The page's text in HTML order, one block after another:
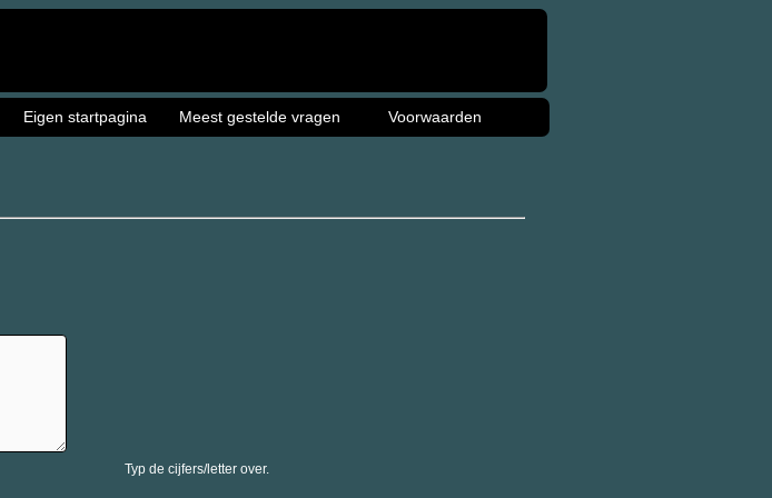
Eigen startpagina Meest gestelde vragen Voorwaarden
Typ de cijfers/letter over.